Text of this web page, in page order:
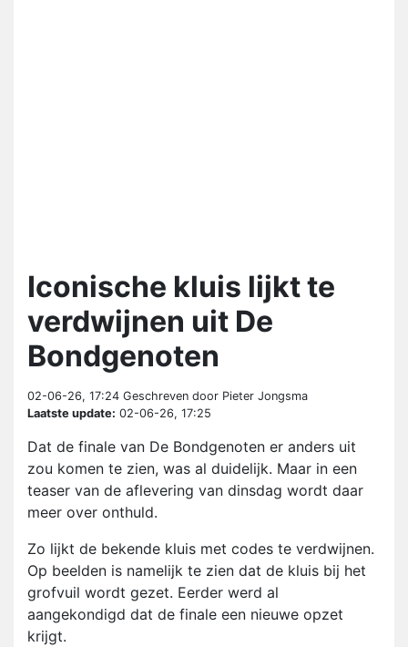
Iconische kluis lijkt te
verdwijnen uit De
Bondgenoten
02-06-26, 17:24 Geschreven door Pieter Jongsma
Laatste update: 02-06-26, 17:25
Dat de finale van De Bondgenoten er anders uit
zou komen te zien, was al duidelijk. Maar in een
teaser van de aflevering van dinsdag wordt daar
meer over onthuld.
Zo lijkt de bekende kluis met codes te verdwijnen.
Op beelden is namelijk te zien dat de kluis bij het
grofvuil wordt gezet. Eerder werd al
aangekondigd dat de finale een nieuwe opzet
krijgt.